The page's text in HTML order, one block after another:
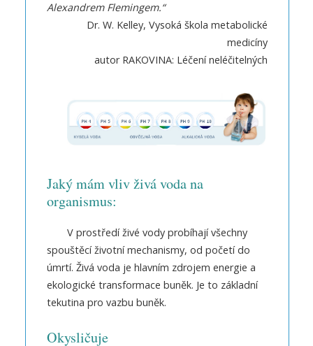
Alexandrem Flemingem.“
Dr. W. Kelley, Vysoká škola metabolické
medicíny
autor RAKOVINA: Léčení neléčitelných
Jaký mám vliv živá voda na
organismus:
V prostředí živé vody probíhají všechny
spouštěcí životní mechanismy, od početí do
úmrtí. Živá voda je hlavním zdrojem energie a
ekologické transformace buněk. Je to základní
tekutina pro vazbu buněk.
Okysličuje